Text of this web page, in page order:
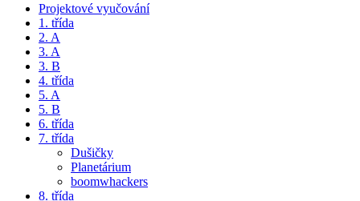
Projektové vyučování
1. třída
2. A
3. A
3. B
4. třída
5. A
5. B
6. třída
7. třída
Dušičky
Planetárium
boomwhackers
8. třída